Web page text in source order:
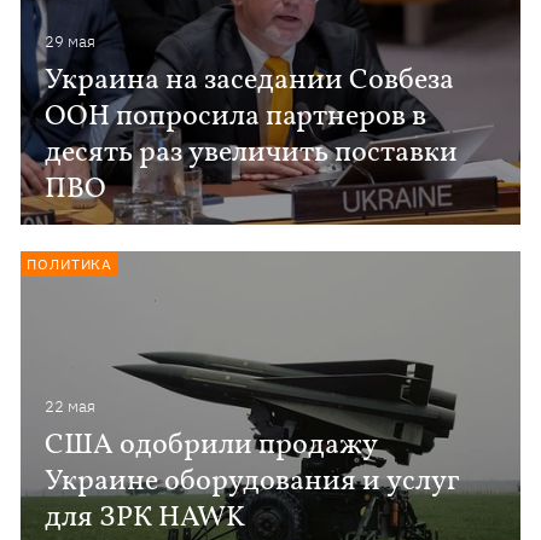
29 мая
Украина на заседании Совбеза
ООН попросила партнеров в
десять раз увеличить поставки
ПВО
22 мая
США одобрили продажу
Украине оборудования и услуг
для ЗРК HAWK
ПОЛИТИКА